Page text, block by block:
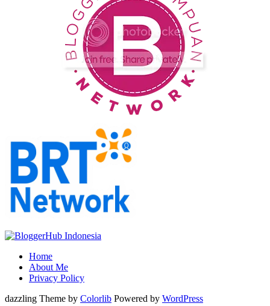
Home
About Me
Privacy Policy
dazzling Theme by Colorlib Powered by WordPress